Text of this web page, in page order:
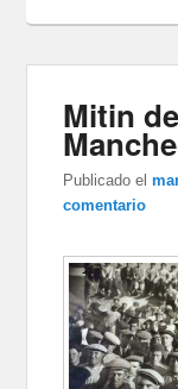
Mitin
Publicado el
comentario